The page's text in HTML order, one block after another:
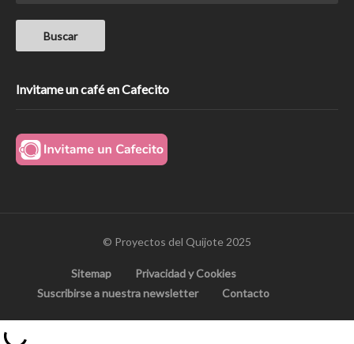
Invitame un café en Cafecito
© Proyectos del Quijote 2025
Sitemap
Privacidad y Cookies
Suscribirse a nuestra newsletter
Contacto